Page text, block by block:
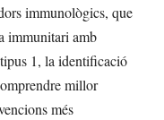
immunològics, que
immunitari amb
1, la identificació
millor
més